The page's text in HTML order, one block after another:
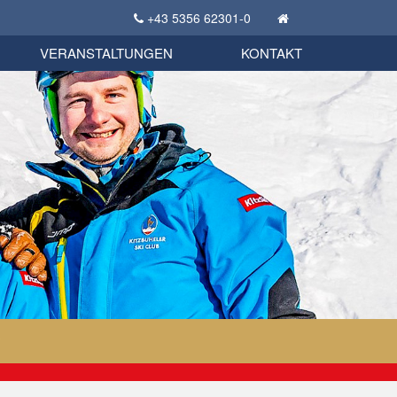
+43 5356 62301-0
KSC Sportgeschichte
Bekleidungsshop
VERANSTALTUNGEN KONTAKT